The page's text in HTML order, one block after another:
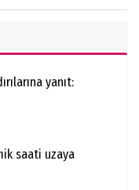
yanıt:
saati uzaya